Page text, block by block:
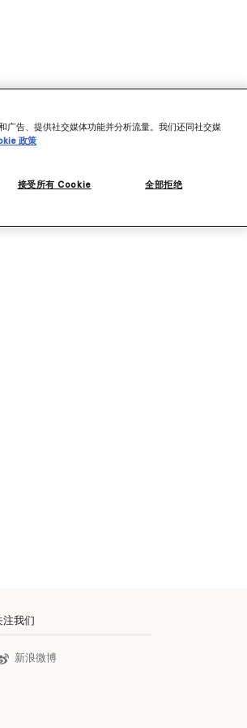
注我们
新浪微博
告、提供社交媒体功能并分析流量。我们还同社交媒
政策
全部拒绝
接受所有 Cookie